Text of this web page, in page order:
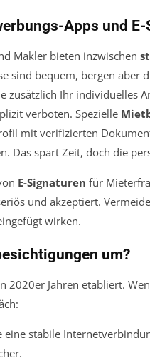
Apps und
Makler bieten inzwischen
sind bequem, bergen aber
zusätzlich Ihr individuelles
verboten. Spezielle
mit verifizierten
Das spart Zeit, doch die
E-Signaturen für
und akzeptiert.
wirken.
um?
2020er Jahren etabliert.
eine stabile